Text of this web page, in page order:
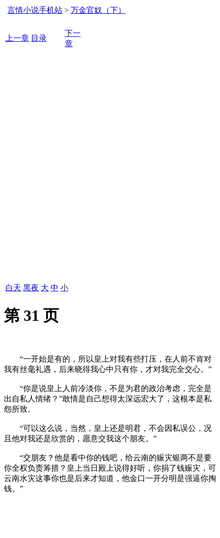
言情小说手机站 > 万金官奴（下）
上一章 目录
下一
章
白天 黑夜 大 中 小
第 31 页
“一开始是有的，所以皇上对我有些打压，在人前不肯对
我有丝毫礼遇，后来晓得我心中只有你，才对我完全交心。”
“你是说皇上人前冷淡你，不是为君的政治考虑，完全是
出自私人情绪？”敢情是自己想得太深远宏大了，这根本是私
怨所致。
“可以这么说，当然，皇上还是明君，不会因私误公，况
且他对我还是欣赏的，愿意交我这个朋友。”
“交朋友？他是看中你的钱吧，给云南的赈灾银两不是要
你全权负责筹措？皇上当日殿上说得好听，你捐了钱赈灾，可
云南水灾这事你也是后来才知道，他金口一开分明是强逼你掏
钱。”